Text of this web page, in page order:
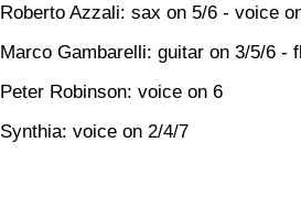
Roberto Azzali: sax on 5/6 - voice
Marco Gambarelli: guitar on 3/5/6 -
Peter Robinson: voice on 6
Synthia: voice on 2/4/7